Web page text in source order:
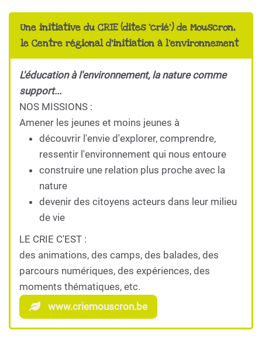
Une initiative du CRIE (dites 'crié') de Mouscron,
le Centre régional d'initiation à l'environnement
L'éducation à l'environnement, la nature comme
support...
NOS MISSIONS :
Amener les jeunes et moins jeunes à
découvrir l'envie d'explorer, comprendre,
ressentir l'environnement qui nous entoure
construire une relation plus proche avec la
nature
devenir des citoyens acteurs dans leur milieu
de vie
LE CRIE C'EST :
des animations, des camps, des balades, des
parcours numériques, des expériences, des
moments thématiques, etc.
www.criemouscron.be